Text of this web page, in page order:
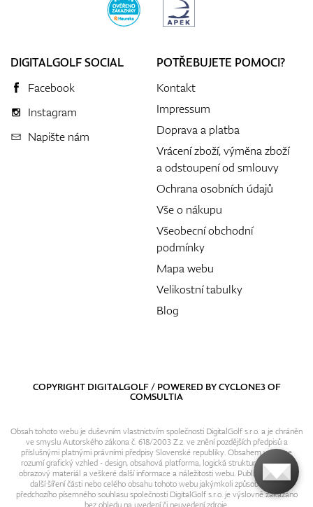
DIGITALGOLF SOCIAL
Facebook
Instagram
Napište nám
POTŘEBUJETE POMOCI?
Kontakt
Impressum
Doprava a platba
Vrácení zboží, výměna zboží
a odstoupení od smlouvy
Ochrana osobních údajů
Vše o nákupu
Všeobecní obchodní
podmínky
Mapa webu
Velikostní tabulky
Blog
COPYRIGHT DIGITALGOLF / POWERED BYCYCLONE3OF
COMSULTIA
Obsah tohoto webu je duševním vlastnictvím společnosti DigitalGolf s.r.o. a je chráněn
ve smyslu Autorského zákona č. 618/2003 Z.z. ve znění pozdějších předpisů a
příslušnými platnými právními předpisy Slovenské republiky. Obsahem webu se
rozumí grafický vzhled - design, obsahová platforma, logická struktura, textový i
obrazový materiál a veškeré další informace a náležitosti webu. Publikování resp.
další šíření části nebo celého obsahu tohoto webu jakýmkoli způsobem bez
předchozího písemného souhlasu společnosti DigitalGolf s.r.o. je výslovně zakázáno
bez ohledu na uvedení či neuvedení zdroje.